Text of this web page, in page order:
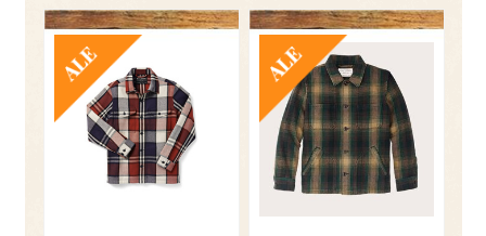
TARJOUS TARJOUS